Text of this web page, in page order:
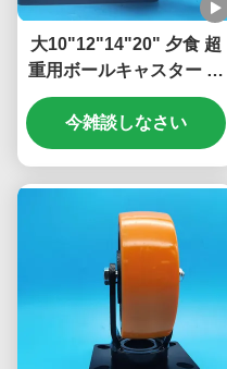
大10"12"14"20" 夕食 超
重用ボールキャスター 鋼
製ブレーキ ナイロンホイ
ール ローヤリング シング
ル6"キャスター 組立ライ
今雑談しなさい